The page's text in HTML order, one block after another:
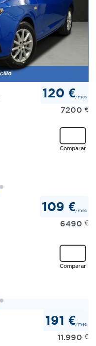
120 €/mes
7200 €
Comparar
109 €/mes
6490 €
Comparar
191 €/mes
11.990 €